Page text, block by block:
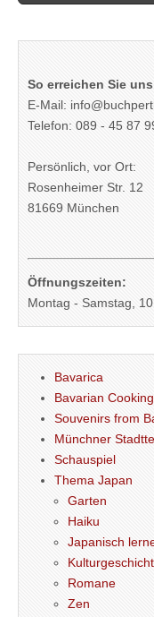
So erreichen Sie
E-Mail:
Telefon: 089 - 45 87
Persönlich, vor Ort:
Rosenheimer Str. 12
81669 München
Öffnungszeiten:
Montag - Samstag,
Bavarica
Bavarian Cooking
Souvenirs from
Münchner
Schauspiel
Thema Japan
Garten
Haiku
Japanisch
Romane
Zen